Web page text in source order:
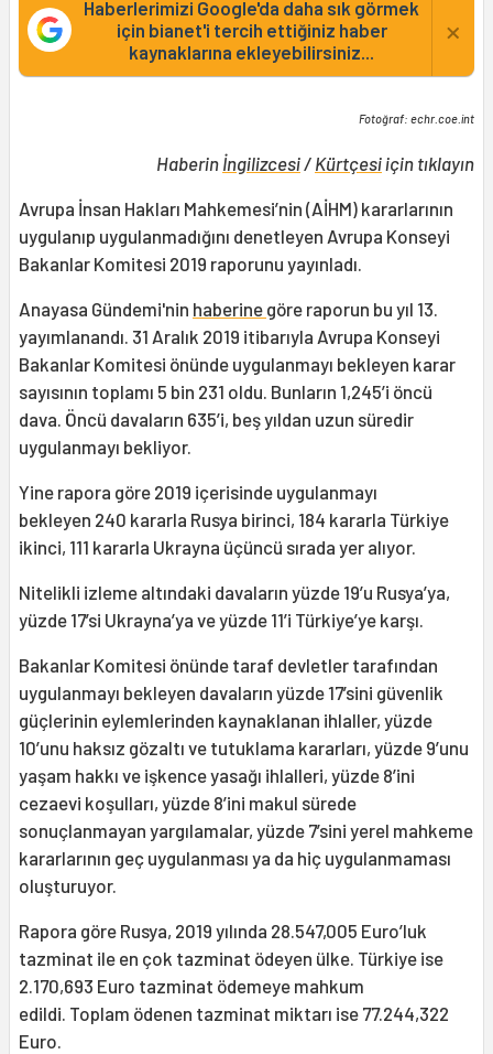
Haberlerimizi Google'da daha sık görmek
için bianet'i tercih ettiğiniz haber
kaynaklarına ekleyebilirsiniz...
×
Fotoğraf: echr.coe.int
Haberin İngilizcesi/ Kürtçesiiçin tıklayın
Avrupa İnsan Hakları Mahkemesi’nin (AİHM) kararlarının
uygulanıp uygulanmadığını denetleyen Avrupa Konseyi
Bakanlar Komitesi 2019 raporunu yayınladı.
Anayasa Gündemi'nin haberine göre raporun bu yıl 13.
yayımlanandı. 31 Aralık 2019 itibarıyla Avrupa Konseyi
Bakanlar Komitesi önünde uygulanmayı bekleyen karar
sayısının toplamı 5 bin 231 oldu. Bunların 1,245’i öncü
dava. Öncü davaların 635’i, beş yıldan uzun süredir
uygulanmayı bekliyor.
Yine rapora göre 2019 içerisinde uygulanmayı
bekleyen 240 kararla Rusya birinci, 184 kararla Türkiye
ikinci, 111 kararla Ukrayna üçüncü sırada yer alıyor.
Nitelikli izleme altındaki davaların yüzde 19’u Rusya’ya,
yüzde 17’si Ukrayna’ya ve yüzde 11’i Türkiye’ye karşı.
Bakanlar Komitesi önünde taraf devletler tarafından
uygulanmayı bekleyen davaların yüzde 17’sini güvenlik
güçlerinin eylemlerinden kaynaklanan ihlaller, yüzde
10’unu haksız gözaltı ve tutuklama kararları, yüzde 9’unu
yaşam hakkı ve işkence yasağı ihlalleri, yüzde 8’ini
cezaevi koşulları, yüzde 8’ini makul sürede
sonuçlanmayan yargılamalar, yüzde 7’sini yerel mahkeme
kararlarının geç uygulanması ya da hiç uygulanmaması
oluşturuyor.
Rapora göre Rusya, 2019 yılında 28.547,005 Euro’luk
tazminat ile en çok tazminat ödeyen ülke. Türkiye ise
2.170,693 Euro tazminat ödemeye mahkum
edildi. Toplam ödenen tazminat miktarı ise 77.244,322
Euro.